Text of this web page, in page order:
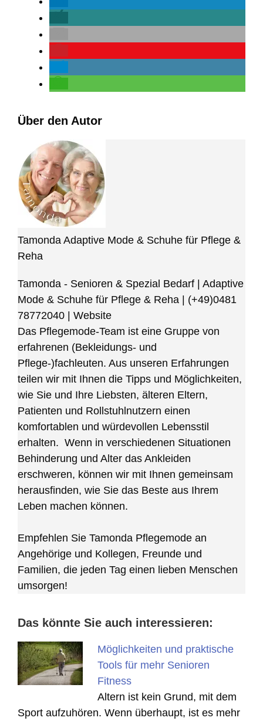
Über den Autor
Tamonda Adaptive Mode & Schuhe für Pflege &
Reha
Tamonda - Senioren & Spezial Bedarf | Adaptive
Mode & Schuhe für Pflege & Reha | (+49)0481
78772040 | Website
Das Pflegemode-Team ist eine Gruppe von
erfahrenen (Bekleidungs- und
Pflege-)fachleuten. Aus unseren Erfahrungen
teilen wir mit Ihnen die Tipps und Möglichkeiten,
wie Sie und Ihre Liebsten, älteren Eltern,
Patienten und Rollstuhlnutzern einen
komfortablen und würdevollen Lebensstil
erhalten. Wenn in verschiedenen Situationen
Behinderung und Alter das Ankleiden
erschweren, können wir mit Ihnen gemeinsam
herausfinden, wie Sie das Beste aus Ihrem
Leben machen können.
Empfehlen Sie Tamonda Pflegemode an
Angehörige und Kollegen, Freunde und
Familien, die jeden Tag einen lieben Menschen
umsorgen!
Das könnte Sie auch interessieren:
Möglichkeiten und praktische
Tools für mehr Senioren
Fitness
Altern ist kein Grund, mit dem
Sport aufzuhören. Wenn überhaupt, ist es mehr